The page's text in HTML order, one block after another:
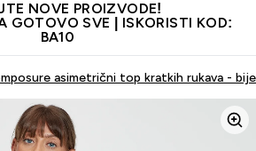
NOVE PROIZVODE!
GOTOVO SVE | ISKORISTI KOD:
BA10
asimetrični top kratkih rukava -